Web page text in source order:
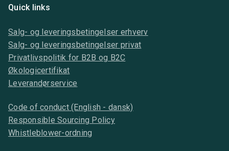
Quick links
Salg- og leveringsbetingelser erhverv
Salg- og leveringsbetingelser privat
Privatlivspolitik for B2B og B2C
Økologicertifikat
Leverandørservice
Code of conduct (English - dansk)
Responsible Sourcing Policy
Whistleblower-ordning